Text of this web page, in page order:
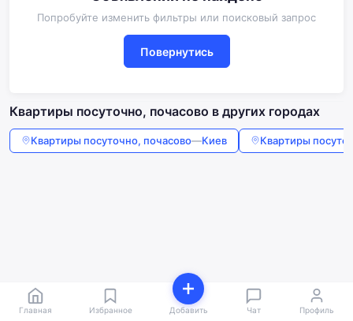
Попробуйте изменить фильтры или поисковый запрос
Повернутись
Квартиры посуточно, почасово в других городах
Квартиры посуточно, почасово—Киев Квартиры
Главная Избранное Добавить Чат Профиль